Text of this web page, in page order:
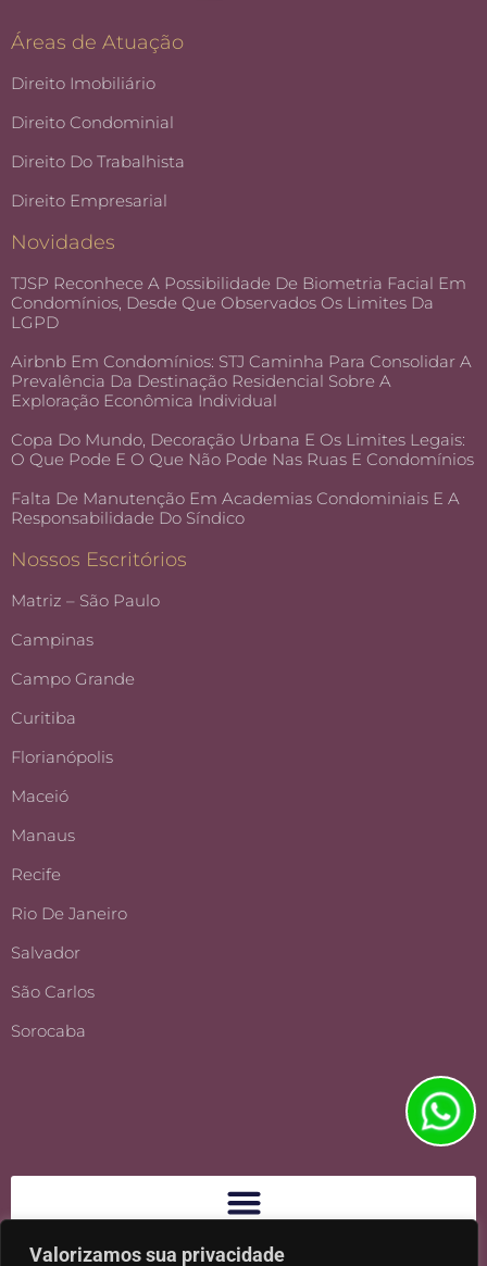
Valorizamos sua privacidade
Áreas de Atuação
Direito Imobiliário
Direito Condominial
Direito Do Trabalhista
Direito Empresarial
Novidades
TJSP Reconhece A Possibilidade De Biometria Facial Em
Condomínios, Desde Que Observados Os Limites Da
LGPD
Airbnb Em Condomínios: STJ Caminha Para Consolidar A
Prevalência Da Destinação Residencial Sobre A
Exploração Econômica Individual
Copa Do Mundo, Decoração Urbana E Os Limites Legais:
O Que Pode E O Que Não Pode Nas Ruas E Condomínios
Falta De Manutenção Em Academias Condominiais E A
Responsabilidade Do Síndico
Nossos Escritórios
Matriz – São Paulo
Campinas
Campo Grande
Curitiba
Florianópolis
Maceió
Manaus
Recife
Rio De Janeiro
Salvador
São Carlos
Sorocaba